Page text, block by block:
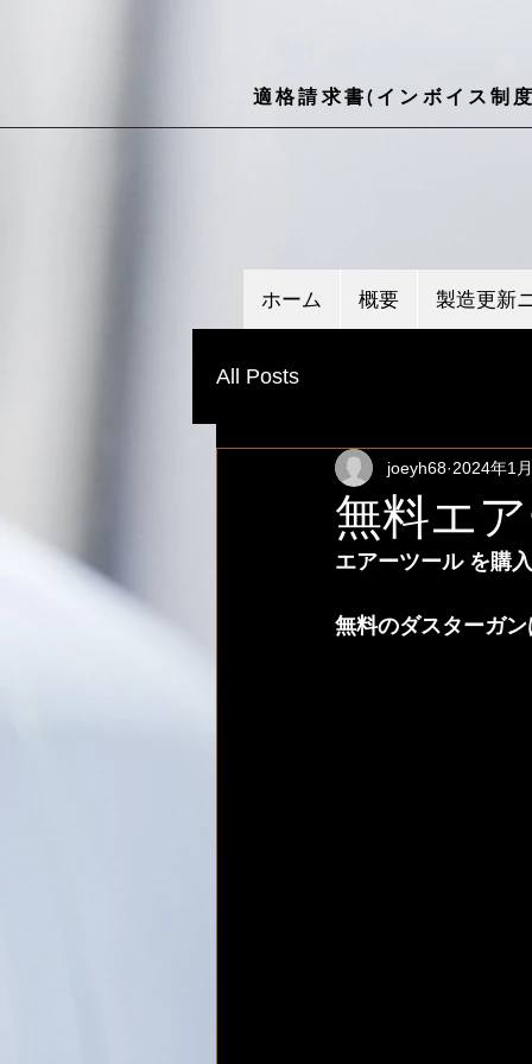
適格請求書(インボイス制
ホーム 概要 製造更新
All Posts
無料エ
joeyh68 2024年1
エアーツール を購
無料のダスターガ